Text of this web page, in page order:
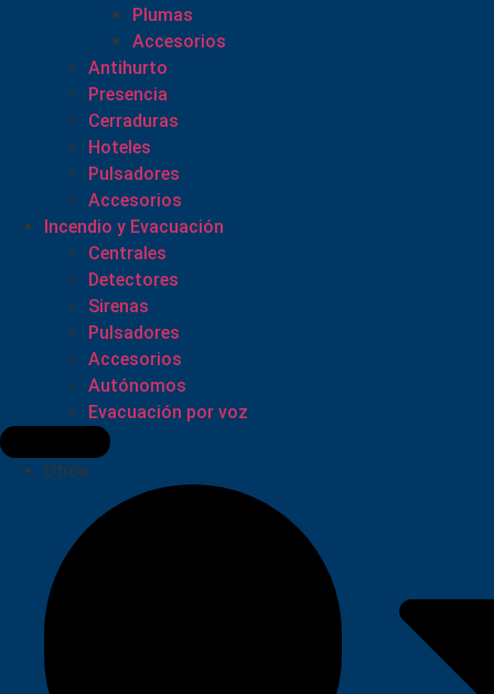
Plumas
Accesorios
Antihurto
Presencia
Cerraduras
Hoteles
Pulsadores
Accesorios
Incendio y Evacuación
Centrales
Detectores
Sirenas
Pulsadores
Accesorios
Autónomos
Evacuación por voz
Otros